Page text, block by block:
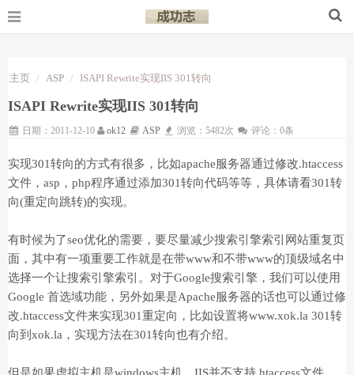
主页 ASP ISAPI Rewrite实现IIS 301转向
ISAPI Rewrite实现IIS 301转向
日期：2011-12-10 ok12 ASP 浏览：5482次 评论：0条
实现301转向的方式有很多，比如apache服务器通过修改.htaccess
文件，asp，php程序通过添加301转向代码等等，具体请看301转
向(重定向跳转)的实现。
有时候为了seo优化的需要，要尽量减少搜索引擎索引网站重复页
面，其中有一项重要工作就是在带www和不带www的顶级域名中
选择一个让搜索引擎索引。对于Google搜索引擎，我们可以使用
Google 首选域功能，另外如果是Apache服务器的话也可以通过修
改.htaccess文件来实现301重定向，比如设置将www.xok.la 301转
向到xok.la，实现方法在301转向也有介绍。